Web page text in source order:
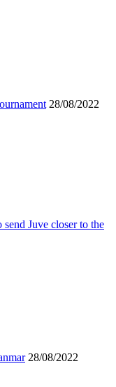
28/08/2022
Juve closer to the
28/08/2022